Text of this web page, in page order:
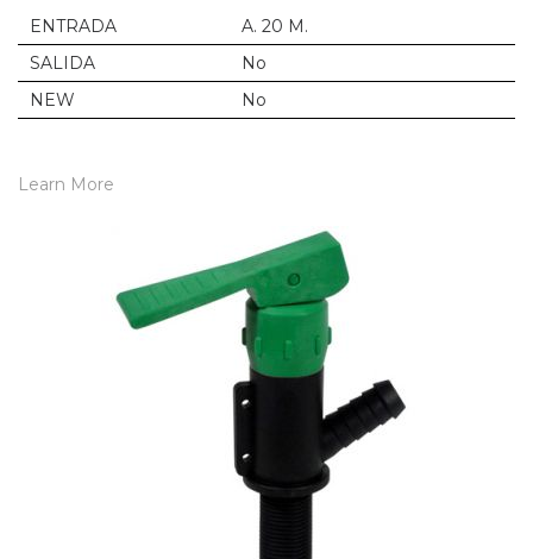
ENTRADA
A. 20 M.
SALIDA
No
NEW
No
Learn More